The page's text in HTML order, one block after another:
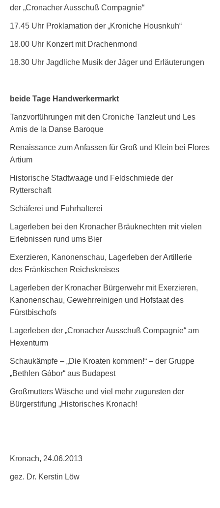
der „Cronacher Ausschuß Compagnie“
17.45 Uhr Proklamation der „Kroniche Housnkuh“
18.00 Uhr Konzert mit Drachenmond
18.30 Uhr Jagdliche Musik der Jäger und Erläuterungen
beide Tage Handwerkermarkt
Tanzvorführungen mit den Croniche Tanzleut und Les
Amis de la Danse Baroque
Renaissance zum Anfassen für Groß und Klein bei Flores
Artium
Historische Stadtwaage und Feldschmiede der
Rytterschaft
Schäferei und Fuhrhalterei
Lagerleben bei den Kronacher Bräuknechten mit vielen
Erlebnissen rund ums Bier
Exerzieren, Kanonenschau, Lagerleben der Artillerie
des Fränkischen Reichskreises
Lagerleben der Kronacher Bürgerwehr mit Exerzieren,
Kanonenschau, Gewehrreinigen und Hofstaat des
Fürstbischofs
Lagerleben der „Cronacher Ausschuß Compagnie“ am
Hexenturm
Schaukämpfe – „Die Kroaten kommen!“ – der Gruppe
„Bethlen Gábor“ aus Budapest
Großmutters Wäsche und viel mehr zugunsten der
Bürgerstifung „Historisches Kronach!
Kronach, 24.06.2013
gez. Dr. Kerstin Löw